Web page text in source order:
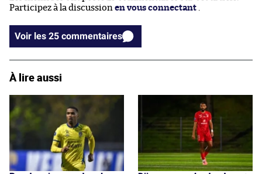
Participez à la discussion en vous connectant
Voir les 25 commentaires
À lire aussi